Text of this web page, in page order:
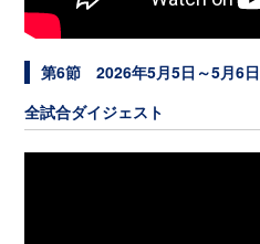
第6節 2026年5月5日～5月6日
全試合ダイジェスト